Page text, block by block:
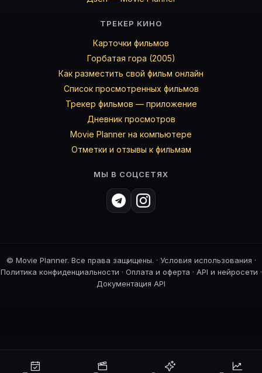
ТРЕКЕР КИНО
Карточки фильмов
Горбатая гора (2005)
Как разместить свой фильм онлайн
Список просмотренных фильмов
Трекер фильмов — приложение
Дневник просмотров
Movie Planner на компьютере
Отметки и отзывы к фильмам
МЫ В СОЦСЕТЯХ
© Movie Planner. Все права защищены. · Условия использования ·
Политика конфиденциальности · Оплата и оферта · API и нейросети ·
Документация API